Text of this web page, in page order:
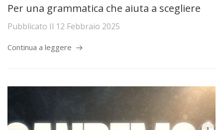
Per una grammatica che aiuta a scegliere
Pubblicato Il 12 Febbraio 2025
Continua a leggere